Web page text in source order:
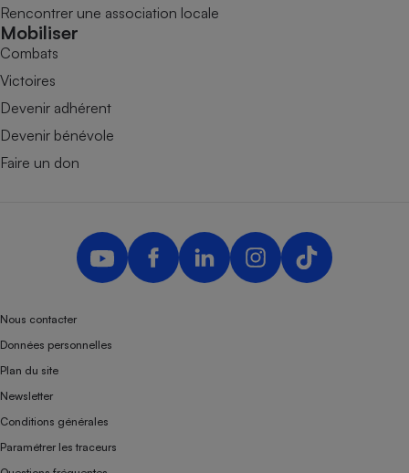
Rencontrer une association locale
Mobiliser
Combats
Victoires
Devenir adhérent
Devenir bénévole
Faire un don
Nous contacter
Données personnelles
Plan du site
Newsletter
Conditions générales
Paramétrer les traceurs